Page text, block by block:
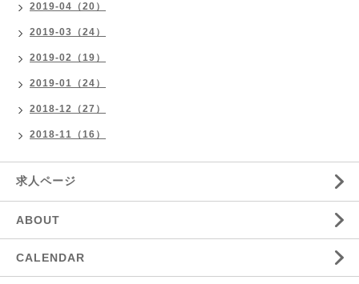
2019-04（20）
2019-03（24）
2019-02（19）
2019-01（24）
2018-12（27）
2018-11（16）
求人ページ
ABOUT
CALENDAR